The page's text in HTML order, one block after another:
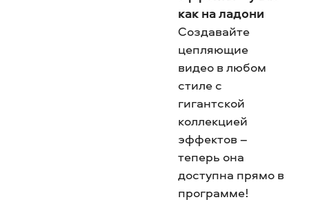
как на ладони
Создавайте
цепляющие
видео в любом
стиле с
гигантской
коллекцией
эффектов –
теперь она
доступна прямо в
программе!